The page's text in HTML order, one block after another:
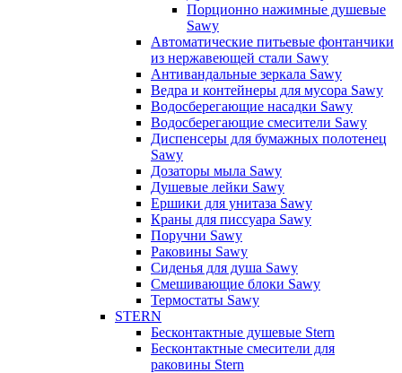
Порционно нажимные душевые
Sawy
Автоматические питьевые фонтанчики
из нержавеющей стали Sawy
Антивандальные зеркала Sawy
Ведра и контейнеры для мусора Sawy
Водосберегающие насадки Sawy
Водосберегающие смесители Sawy
Диспенсеры для бумажных полотенец
Sawy
Дозаторы мыла Sawy
Душевые лейки Sawy
Ершики для унитаза Sawy
Краны для писсуара Sawy
Поручни Sawy
Раковины Sawy
Сиденья для душа Sawy
Смешивающие блоки Sawy
Термостаты Sawy
STERN
Бесконтактные душевые Stern
Бесконтактные смесители для
раковины Stern